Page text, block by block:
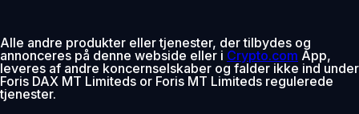
Alle andre produkter eller tjenester, der tilbydes og
annonceres på denne webside eller i Crypto.com App,
leveres af andre koncernselskaber og falder ikke ind under
Foris DAX MT Limiteds or Foris MT Limiteds regulerede
tjenester.